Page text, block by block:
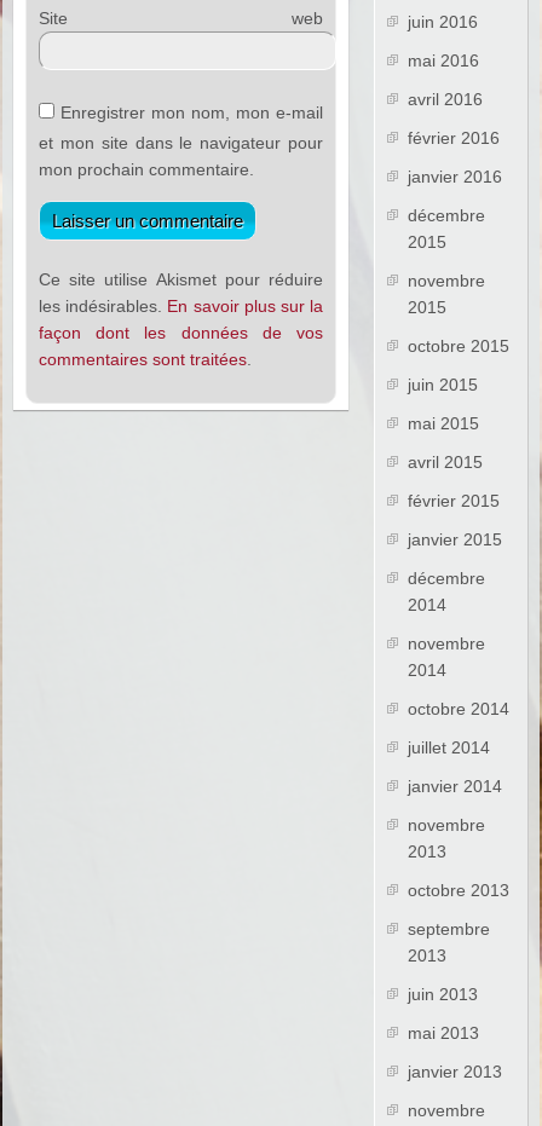
Site web
Enregistrer mon nom, mon e-mail
et mon site dans le navigateur pour
mon prochain commentaire.
Ce site utilise Akismet pour réduire
les indésirables. En savoir plus sur la
façon dont les données de vos
commentaires sont traitées.
juin 2016
mai 2016
avril 2016
février 2016
janvier 2016
décembre
2015
novembre
2015
octobre 2015
juin 2015
mai 2015
avril 2015
février 2015
janvier 2015
décembre
2014
novembre
2014
octobre 2014
juillet 2014
janvier 2014
novembre
2013
octobre 2013
septembre
2013
juin 2013
mai 2013
janvier 2013
novembre